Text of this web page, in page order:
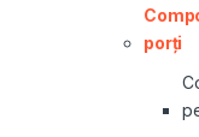
porți